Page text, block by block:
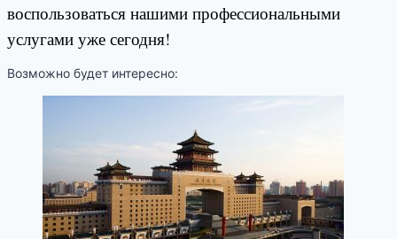
воспользоваться нашими профессиональными
услугами уже сегодня!
Возможно будет интересно: